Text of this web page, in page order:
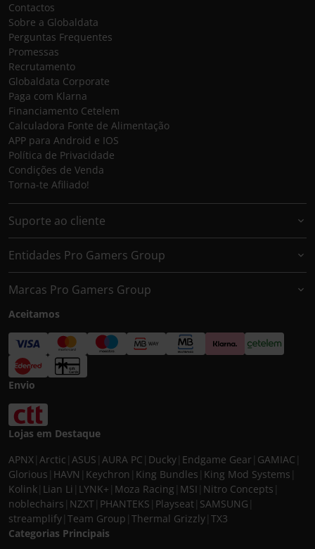
Contactos
Sobre a Globaldata
Perguntas Frequentes
Promessas
Recrutamento
Globaldata Corporate
Paga com Klarna
Financiamento Cetelem
Calculadora Fonte de Alimentação
APP para Android e IOS
Política de Privacidade
Condições de Venda
Torna-te Afiliado!
Suporte ao cliente
Entidades Pro Gamers Group
Marcas Pro Gamers Group
Aceitamos
Envio
Lojas em Destaque
APNX Arctic ASUS AURA PC Ducky Endgame Gear GAMIAC
Glorious HAVN Keychron King Bundles King Mod Systems
Kolink Lian Li LYNK+ Moza Racing MSI Nitro Concepts
noblechairs NZXT PHANTEKS Playseat SAMSUNG
streamplify Team Group Thermal Grizzly TX3
Categorias Principais